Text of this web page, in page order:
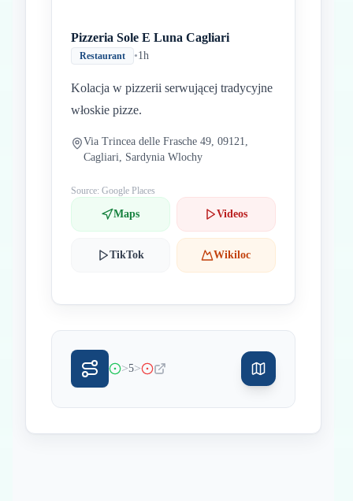
Pizzeria Sole E Luna Cagliari
Restaurant •1h
Kolacja w pizzerii serwującej tradycyjne
włoskie pizze.
Via Trincea delle Frasche 49, 09121,
Cagliari, Sardynia Wlochy
Source: Google Places
Maps Videos
TikTok Wikiloc
>5>